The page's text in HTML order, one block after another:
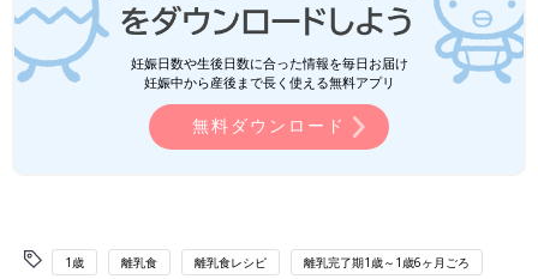
妊娠日数や生後日数に合った情報を毎日お届け
妊娠中から産後まで長く使える無料アプリ
無料ダウンロード
1歳 離乳食 離乳食レシピ 離乳完了期1歳～1歳6ヶ月ごろ